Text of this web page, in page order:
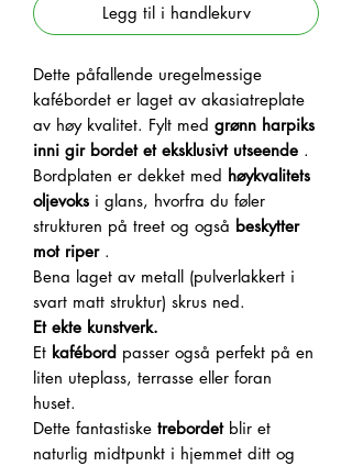
Legg til i handlekurv
Dette påfallende uregelmessige
kafébordet er laget av akasiatreplate
av høy kvalitet. Fylt med grønn harpiks
inni gir bordet et eksklusivt utseende .
Bordplaten er dekket med høykvalitets
oljevoks i glans, hvorfra du føler
strukturen på treet og også beskytter
mot riper.
Bena laget av metall (pulverlakkert i
svart matt struktur) skrus ned.
Et ekte kunstverk.
Et kafébord passer også perfekt på en
liten uteplass, terrasse eller foran
huset.
Dette fantastiske trebordetblir et
naturlig midtpunkt i hjemmet ditt og